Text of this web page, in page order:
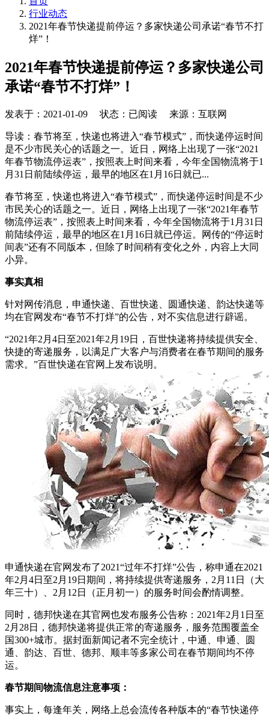
行业动态
2021年春节快递提前停运？多家快递公司承诺“春节不打
烊”！
2021年春节快递提前停运？多家快递公司
承诺“春节不打烊”！
发表于： 2021-01-09 状态：已阅读 来源：互联网
导读：春节将至，快递也将进入“春节模式”，而快递停运时间
是不少市民关心的话题之一。近日，网络上出现了一张“2021
年春节物流停运表”，按照表上时间来看，今年全国物流将于1
月31日前陆续停运，最早的地区在1月16日就已...
春节将至，快递也将进入“春节模式”，而快递停运时间是不少
市民关心的话题之一。近日，网络上出现了一张“2021年春节
物流停运表”，按照表上时间来看，今年全国物流将于1月31日
前陆续停运，最早的地区在1月16日就已停运。网传的“停运时
间表”还有不同版本，但除了时间稍有变化之外，内容上大同
小异。
事实真相
针对网传消息，申通快递、百世快递、圆通快递、韵达快递等
均在官网发布“春节不打烊”的公告，对不实信息进行辟谣。
“2021年2月4日至2021年2月19日，百世快递将持续提供安全、
快捷的寄递服务，以满足广大客户与消费者在春节期间的服务
需求。”百世快递在官网上发布说明。
申通快递在官网发布了2021“过年不打烊”公告，称申通在2021
年2月4日至2月19日期间，将持续提供寄递服务，2月11日（大
年三十）、2月12日（正月初一）的服务时间会酌情调整。
同时，德邦快递在其官网也发布服务公告称：2021年2月1日至
2月28日，德邦快递将提供正常的寄递服务，服务范围覆盖全
国300+城市。据封面新闻记者不完全统计，中通、申通、圆
通、韵达、百世、德邦、顺丰等多家公司在春节期间均不停
运。
春节期间物流信息注意事项：
事实上，每逢年关，网络上总会流传各种版本的“春节快递停